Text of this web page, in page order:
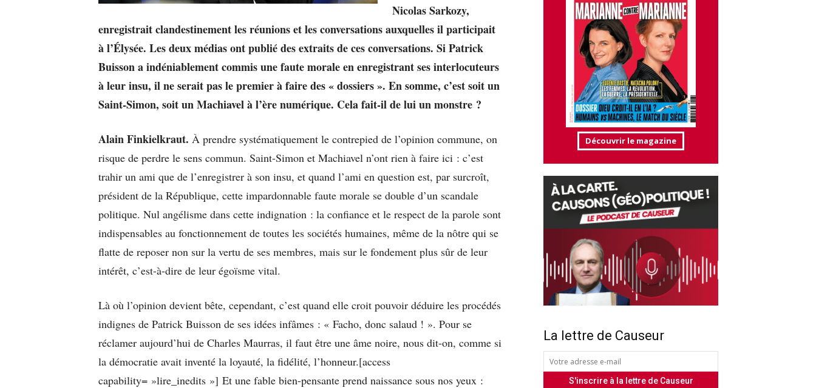
Nicolas Sarkozy,
enregistrait clandestinement les réunions et les conversations auxquelles il participait
à l’Élysée. Les deux médias ont publié des extraits de ces conversations. Si Patrick
Buisson a indéniablement commis une faute morale en enregistrant ses interlocuteurs
à leur insu, il ne serait pas le premier à faire des « dossiers ». En somme, c’est soit un
Saint-Simon, soit un Machiavel à l’ère numérique. Cela fait-il de lui un monstre ?
Alain Finkielkraut. À prendre systématiquement le contrepied de l’opinion commune, on
risque de perdre le sens commun. Saint-Simon et Machiavel n’ont rien à faire ici : c’est
trahir un ami que de l’enregistrer à son insu, et quand l’ami en question est, par surcroît,
président de la République, cette impardonnable faute morale se double d’un scandale
politique. Nul angélisme dans cette indignation : la confiance et le respect de la parole sont
indispensables au fonctionnement de toutes les sociétés humaines, même de la nôtre qui se
flatte de reposer non sur la vertu de ses membres, mais sur le fondement plus sûr de leur
intérêt, c’est-à-dire de leur égoïsme vital.
Là où l’opinion devient bête, cependant, c’est quand elle croit pouvoir déduire les procédés
indignes de Patrick Buisson de ses idées infâmes : « Facho, donc salaud ! ». Pour se
réclamer aujourd’hui de Charles Maurras, il faut être une âme noire, nous dit-on, comme si
la démocratie avait inventé la loyauté, la fidélité, l’honneur.[access
capability= »lire_inedits »] Et une fable bien-pensante prend naissance sous nos yeux :
Découvrir le magazine
La lettre de Causeur